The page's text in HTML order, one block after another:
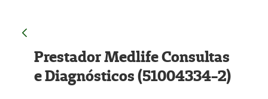
Prestador Medlife Consultas
e Diagnósticos (51004334-2)